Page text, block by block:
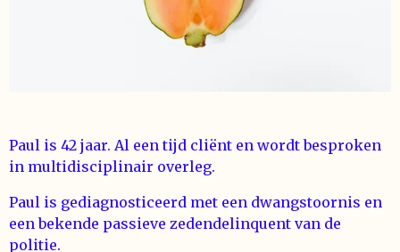
Paul is 42 jaar. Al een tijd cliënt en wordt besproken
in multidisciplinair overleg.
Paul is gediagnosticeerd met een dwangstoornis en
een bekende passieve zedendelinquent van de
politie.